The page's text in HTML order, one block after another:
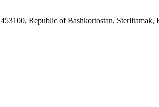
453100, Republic of Bashkortostan, Sterlitamak,